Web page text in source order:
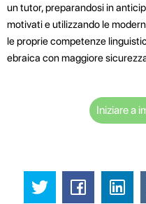
un tutor, preparandosi in
motivati e utilizzando le
le proprie competenze
ebraica con maggiore
Iniziare a